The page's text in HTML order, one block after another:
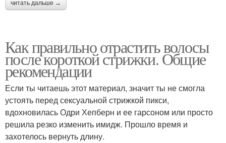
читать дальше →
Как правильно отрастить волосы
после короткой стрижки. Общие
рекомендации
Если ты читаешь этот материал, значит ты не смогла
устоять перед сексуальной стрижкой пикси,
вдохновилась Одри Хепберн и ее гарсоном или просто
решила резко изменить имидж. Прошло время и
захотелось вернуть длину.